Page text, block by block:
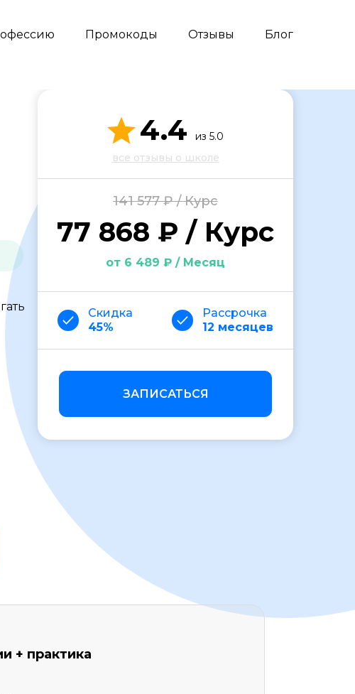
Промокоды Отзывы Блог
4.4
из 5.0
все отзывы о школе
141 577 ₽ / Курс
77 868 ₽ / Курс
от 6 489 ₽ / Месяц
Скидка
45%
Рассрочка
12 месяцев
ЗАПИСАТЬСЯ
+ практика